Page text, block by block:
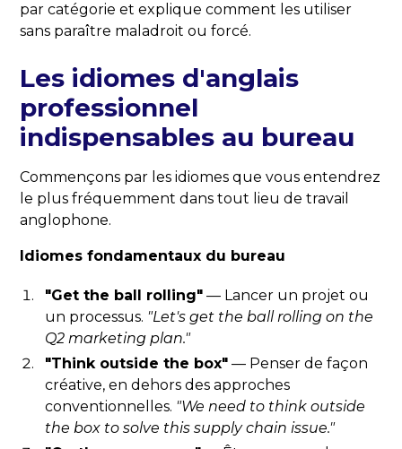
par catégorie et explique comment les utiliser
sans paraître maladroit ou forcé.
Les idiomes d'anglais
professionnel
indispensables au bureau
Commençons par les idiomes que vous entendrez
le plus fréquemment dans tout lieu de travail
anglophone.
Idiomes fondamentaux du bureau
"Get the ball rolling" — Lancer un projet ou
un processus. "Let's get the ball rolling on the
Q2 marketing plan."
"Think outside the box" — Penser de façon
créative, en dehors des approches
conventionnelles. "We need to think outside
the box to solve this supply chain issue."